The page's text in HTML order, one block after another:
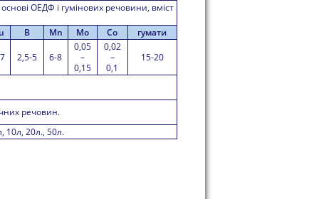
ОЕДФ і гумінових речовини, вміст
B Mn Mo Co гумати
2,5-5 6-8
0,05
–
0,15
0,02
–
0,1
15-20
речовин.
10л, 20л., 50л.